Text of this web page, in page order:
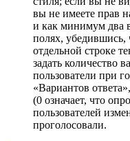
вы не имеете прав
и как минимум два
полях, убедившись,
отдельной строке
задать количество
пользователи при
«Вариантов
(0 означает, что
пользователей
проголосовали.